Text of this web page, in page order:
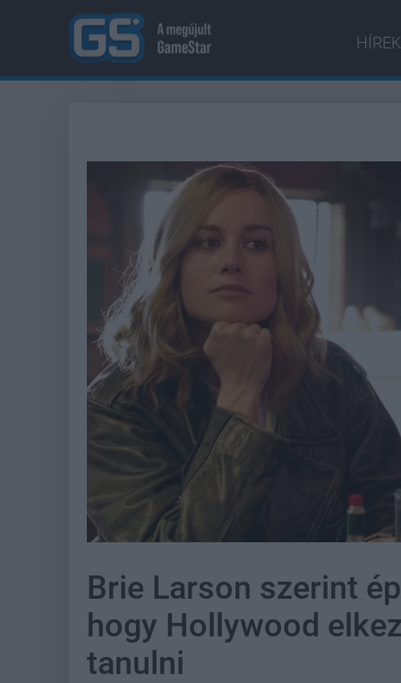
HÍREK
Brie Larson szerint
hogy Hollywood
tanulni